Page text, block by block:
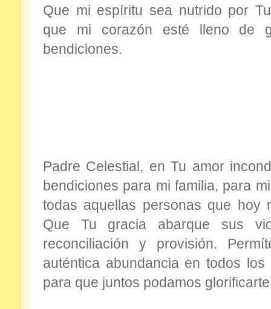
Que mi espíritu sea nutrido por
que mi corazón esté lleno de
bendiciones.
Padre Celestial, en Tu amor
bendiciones para mi familia, para
todas aquellas personas que hoy
Que Tu gracia abarque sus
reconciliación y provisión.
auténtica abundancia en todos
para que juntos podamos